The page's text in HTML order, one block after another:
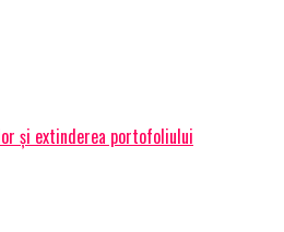
și extinderea portofoliului